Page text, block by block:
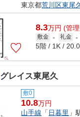
東京都荒川区東尾
8.3万円 (管
敷金 - 礼金 -
5階 / 1K /
グレイス東尾久
敷0
10.8万円
山手線 「日暮里 」